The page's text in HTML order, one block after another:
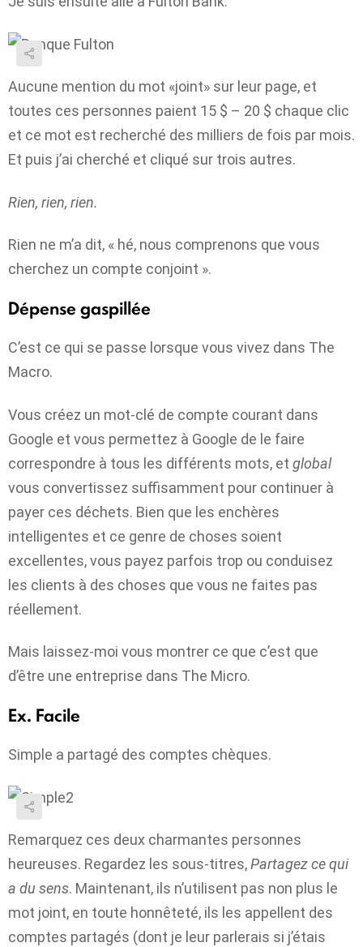
Aucune mention du mot «joint» sur leur page, et
toutes ces personnes paient 15 $ – 20 $ chaque clic
et ce mot est recherché des milliers de fois par mois.
Et puis j’ai cherché et cliqué sur trois autres.
Rien, rien, rien.
Rien ne m’a dit, « hé, nous comprenons que vous
cherchez un compte conjoint ».
Dépense gaspillée
C’est ce qui se passe lorsque vous vivez dans The
Macro.
Vous créez un mot-clé de compte courant dans
Google et vous permettez à Google de le faire
correspondre à tous les différents mots, et global
vous convertissez suffisamment pour continuer à
payer ces déchets. Bien que les enchères
intelligentes et ce genre de choses soient
excellentes, vous payez parfois trop ou conduisez
les clients à des choses que vous ne faites pas
réellement.
Mais laissez-moi vous montrer ce que c’est que
d’être une entreprise dans The Micro.
Ex. Facile
Simple a partagé des comptes chèques.
Remarquez ces deux charmantes personnes
heureuses. Regardez les sous-titres,Partagez ce qui
a du sens. Maintenant, ils n’utilisent pas non plus le
mot joint, en toute honnêteté, ils les appellent des
comptes partagés (dont je leur parlerais si j’étais